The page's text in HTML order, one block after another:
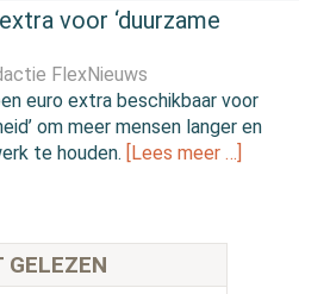
voor ‘duurzame
FlexNieuws
euro extra beschikbaar voor
om meer mensen langer en
te houden. [Lees meer …]
GELEZEN